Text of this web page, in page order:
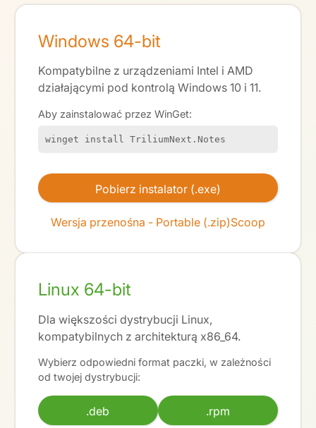
Windows 64-bit
Kompatybilne z urządzeniami Intel i AMD
działającymi pod kontrolą Windows 10 i 11.
Aby zainstalować przez WinGet:
winget install TriliumNext.Notes
Pobierz instalator (.exe)
Wersja przenośna - Portable (.zip)Scoop
Linux 64-bit
Dla większości dystrybucji Linux,
kompatybilnych z architekturą x86_64.
Wybierz odpowiedni format paczki, w zależności
od twojej dystrybucji:
.deb .rpm